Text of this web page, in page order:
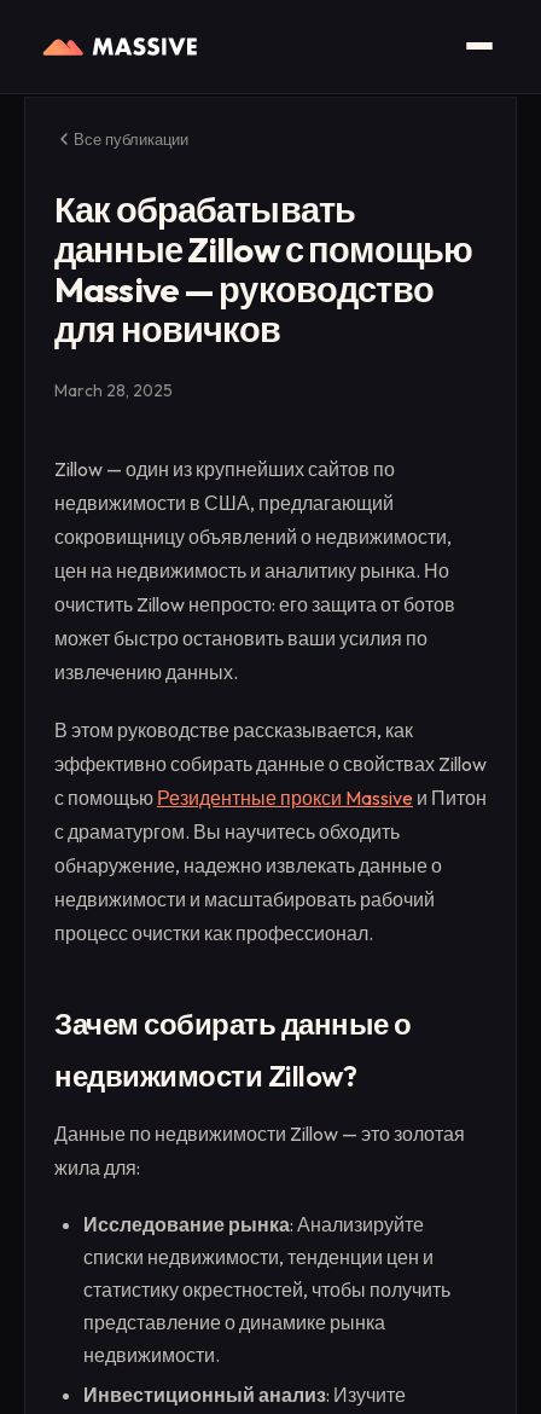
Все публикации
Как обрабатывать
данные Zillow с помощью
Massive — руководство
для новичков
March 28, 2025
Zillow — один из крупнейших сайтов по
недвижимости в США, предлагающий
сокровищницу объявлений о недвижимости,
цен на недвижимость и аналитику рынка. Но
очистить Zillow непросто: его защита от ботов
может быстро остановить ваши усилия по
извлечению данных.
В этом руководстве рассказывается, как
эффективно собирать данные о свойствах Zillow
с помощью Резидентные прокси Massive и Питон
с драматургом. Вы научитесь обходить
обнаружение, надежно извлекать данные о
недвижимости и масштабировать рабочий
процесс очистки как профессионал.
Зачем собирать данные о
недвижимости Zillow?
Данные по недвижимости Zillow — это золотая
жила для:
Исследование рынка: Анализируйте
списки недвижимости, тенденции цен и
статистику окрестностей, чтобы получить
представление о динамике рынка
недвижимости.
Инвестиционный анализ: Изучите